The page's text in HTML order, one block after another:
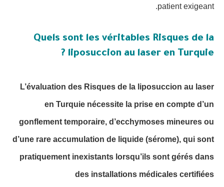
patient exigeant.
Quels sont les véritables Risques de la
liposuccion au laser en Turquie ?
L’évaluation des Risques de la liposuccion au laser
en Turquie nécessite la prise en compte d’un
gonflement temporaire, d’ecchymoses mineures ou
d’une rare accumulation de liquide (sérome), qui sont
pratiquement inexistants lorsqu’ils sont gérés dans
des installations médicales certifiées